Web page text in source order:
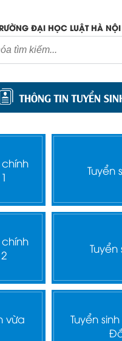
ĐẠI HỌC LUẬT HÀ NỘI
THÔNG TIN TUYỂN
Tuyển
Tuyển
vừa
Tuyển